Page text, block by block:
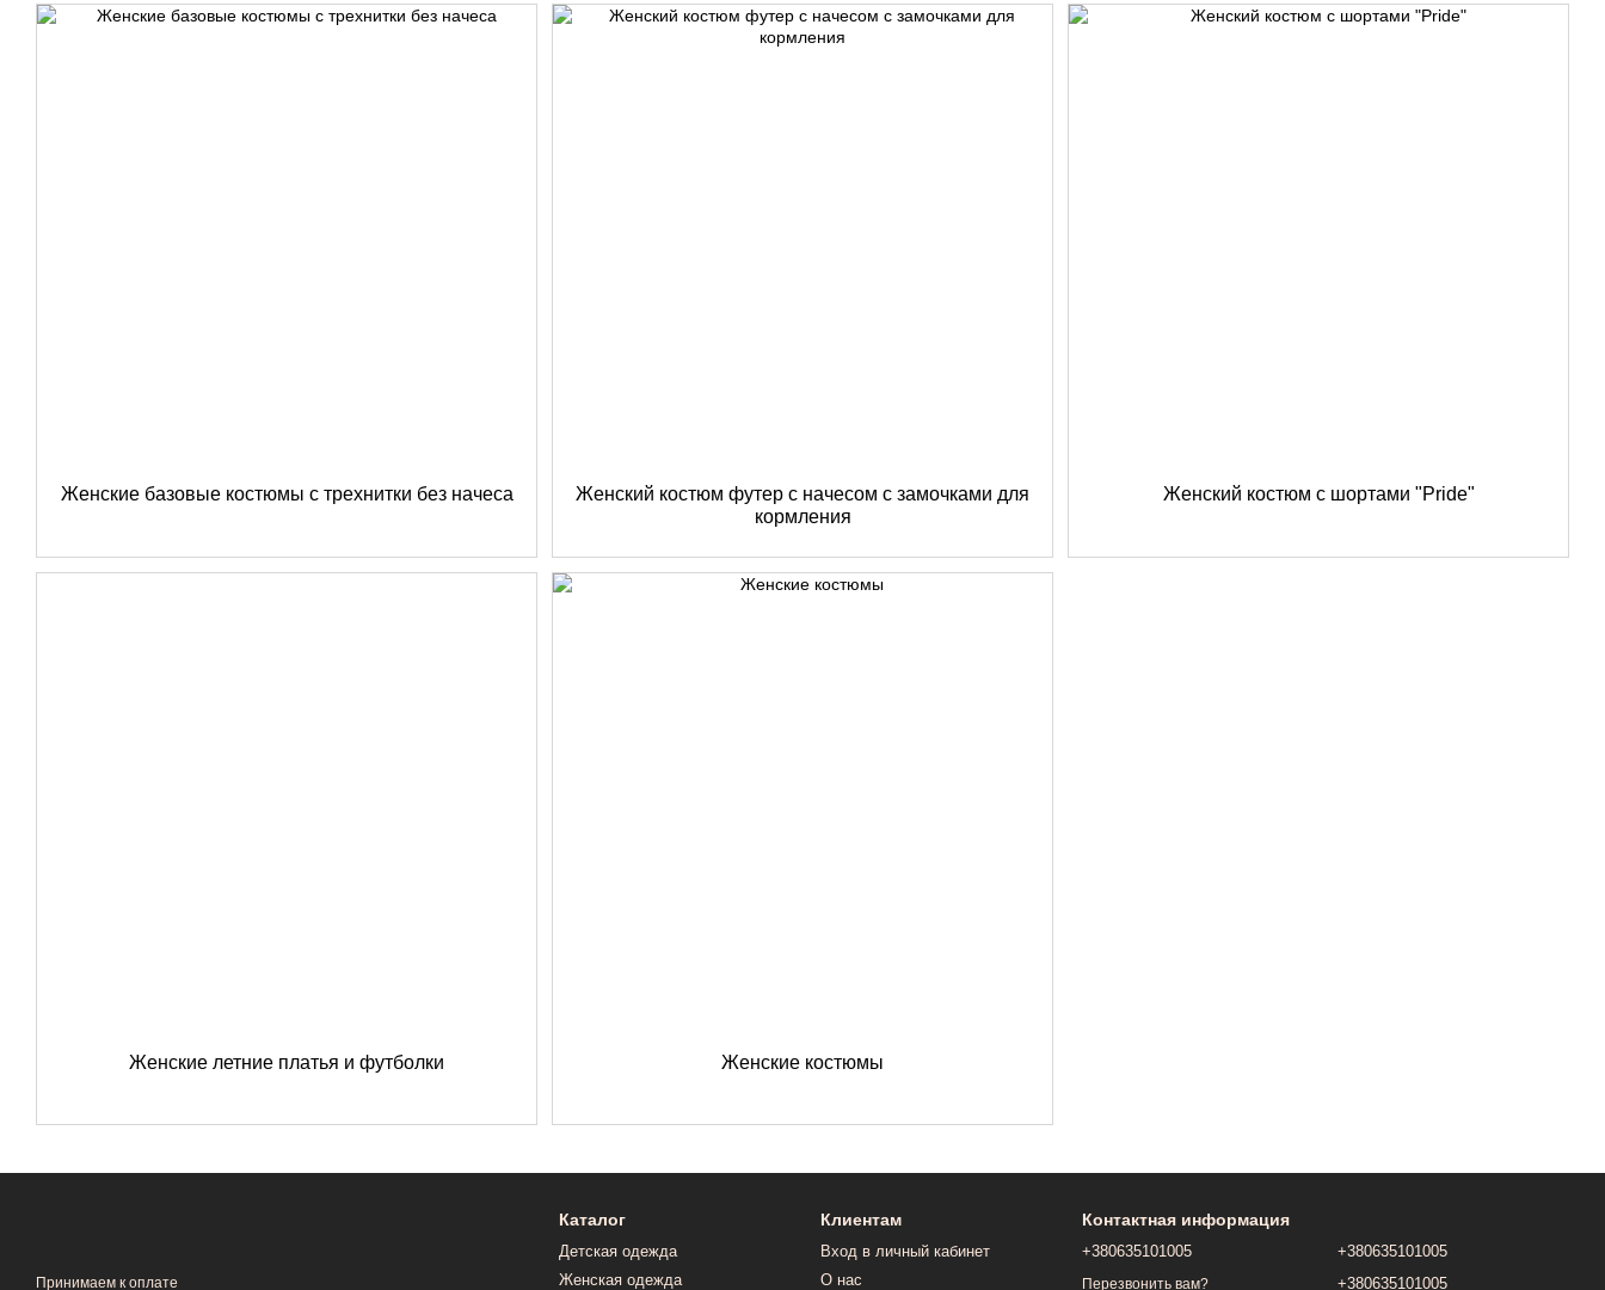
Женские базовые костюмы с трехнитки без начеса
Женский костюм футер с начесом с замочками для
кормления
Женский костюм с шортами "Pride"
Женские летние платья и футболки Женские костюмы
Принимаем к оплате
Каталог
Детская одежда
Женская одежда
Клиентам
Вход в личный кабинет
О нас
Контактная информация
+380635101005
Перезвонить вам?
+380635101005
+380635101005